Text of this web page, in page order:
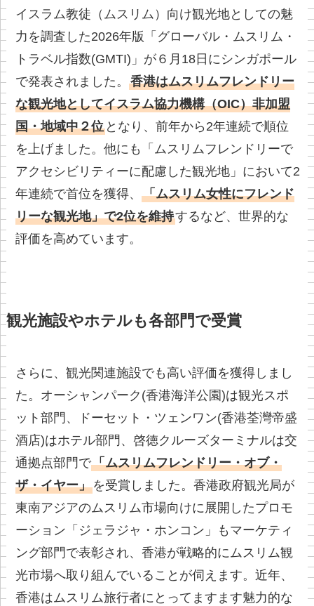
イスラム教徒（ムスリム）向け観光地としての魅
力を調査した2026年版「グローバル・ムスリム・
トラベル指数(GMTI)」が６月18日にシンガポール
で発表されました。香港はムスリムフレンドリー
な観光地としてイスラム協力機構（OIC）非加盟
国・地域中２位 となり、前年から2年連続で順位
を上げました。他にも「ムスリムフレンドリーで
アクセシビリティーに配慮した観光地」において2
年連続で首位を獲得、「ムスリム女性にフレンド
リーな観光地」で2位を維持するなど、世界的な
評価を高めています。
観光施設やホテルも各部門で受賞
さらに、観光関連施設でも高い評価を獲得しまし
た。オーシャンパーク(香港海洋公園)は観光スポ
ット部門、ドーセット・ツェンワン(香港荃灣帝盛
酒店)はホテル部門、啓徳クルーズターミナルは交
通拠点部門で「ムスリムフレンドリー・オブ・
ザ・イヤー」を受賞しました。香港政府観光局が
東南アジアのムスリム市場向けに展開したプロモ
ーション「ジェラジャ・ホンコン」もマーケティ
ング部門で表彰され、香港が戦略的にムスリム観
光市場へ取り組んでいることが伺えます。近年、
香港はムスリム旅行者にとってますます魅力的な